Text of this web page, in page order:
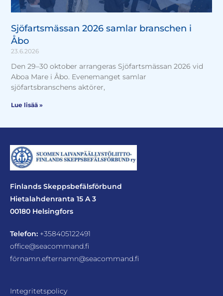
Sjöfartsmässan 2026 samlar branschen i
Åbo
23.6.2026
Den 29–30 oktober arrangeras Sjöfartsmässan 2026 vid
Aboa Mare i Åbo. Evenemanget samlar
sjöfartsbranschens aktörer,
Lue lisää »
Finlands Skeppsbefälsförbund
Hietalahdenranta 15 A 3
00180 Helsingfors
Telefon: +358405122491
office@seacommand.fi
förnamn.efternamn@seacommand.fi
Integritetspolicy